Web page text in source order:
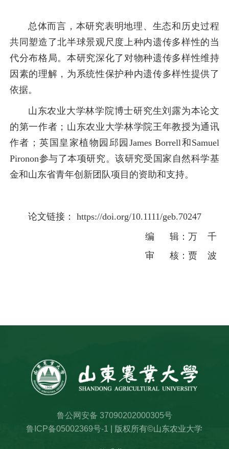
总体而言，本研究表明地理、生态和历史过程
共同塑造了北半球景观尺度上种内遗传多样性的当
代分布格局。本研究深化了对物种遗传多样性维持
因素的理解，为系统性保护种内遗传多样性提供了
依据。
山东农业大学林学院博士研究生刘露为本论文
的第一作者；山东农业大学林学院王年教授为通讯
作者；英国皇家植物园邱园James Borrell和Samuel
Pironon参与了本项研究。该研究受国家自然科学基
金和山东省青年创新团队项目的资助和支持。
论文链接： https://doi.org/10.1111/geb.70247
编 辑：万 千
审 核：贾 波
鲁公网安备 37090202000305号
鲁ICP备05002369号-1 | 版权所有©山东农业大学